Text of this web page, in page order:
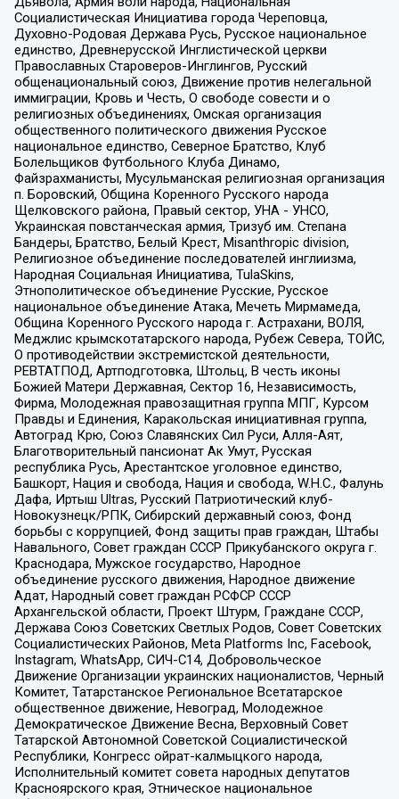
Социалистическая Инициатива города Череповца,
Духовно-Родовая Держава Русь, Русское национальное
единство, Древнерусской Инглистической церкви
Православных Староверов-Инглингов, Русский
общенациональный союз, Движение против нелегальной
иммиграции, Кровь и Честь, О свободе совести и о
религиозных объединениях, Омская организация
общественного политического движения Русское
национальное единство, Северное Братство, Клуб
Болельщиков Футбольного Клуба Динамо,
Файзрахманисты, Мусульманская религиозная организация
п. Боровский, Община Коренного Русского народа
Щелковского района, Правый сектор, УНА - УНСО,
Украинская повстанческая армия, Тризуб им. Степана
Бандеры, Братство, Белый Крест, Misanthropic division,
Религиозное объединение последователей инглиизма,
Народная Социальная Инициатива, TulaSkins,
Этнополитическое объединение Русские, Русское
национальное объединение Атака, Мечеть Мирмамеда,
Община Коренного Русского народа г. Астрахани, ВОЛЯ,
Меджлис крымскотатарского народа, Рубеж Севера, ТОЙС,
О противодействии экстремистской деятельности,
РЕВТАТПОД, Артподготовка, Штольц, В честь иконы
Божией Матери Державная, Сектор 16, Независимость,
Фирма, Молодежная правозащитная группа МПГ, Курсом
Правды и Единения, Каракольская инициативная группа,
Автоград Крю, Союз Славянских Сил Руси, Алля-Аят,
Благотворительный пансионат Ак Умут, Русская
республика Русь, Арестантское уголовное единство,
Башкорт, Нация и свобода, Нация и свобода, W.H.С., Фалунь
Дафа, Иртыш Ultras, Русский Патриотический клуб-
Новокузнецк/РПК, Сибирский державный союз, Фонд
борьбы с коррупцией, Фонд защиты прав граждан, Штабы
Навального, Совет граждан СССР Прикубанского округа г.
Краснодара, Мужское государство, Народное
объединение русского движения, Народное движение
Адат, Народный совет граждан РСФСР СССР
Архангельской области, Проект Штурм, Граждане СССР,
Держава Союз Советских Светлых Родов, Совет Советских
Социалистических Районов, Meta Platforms Inc, Facebook,
Instagram, WhatsApp, СИЧ-С14, Добровольческое
Движение Организации украинских националистов, Черный
Комитет, Татарстанское Региональное Всетатарское
общественное движение, Невоград, Молодежное
Демократическое Движение Весна, Верховный Совет
Татарской Автономной Советской Социалистической
Республики, Конгресс ойрат-калмыцкого народа,
Исполнительный комитет совета народных депутатов
Красноярского края, Этническое национальное